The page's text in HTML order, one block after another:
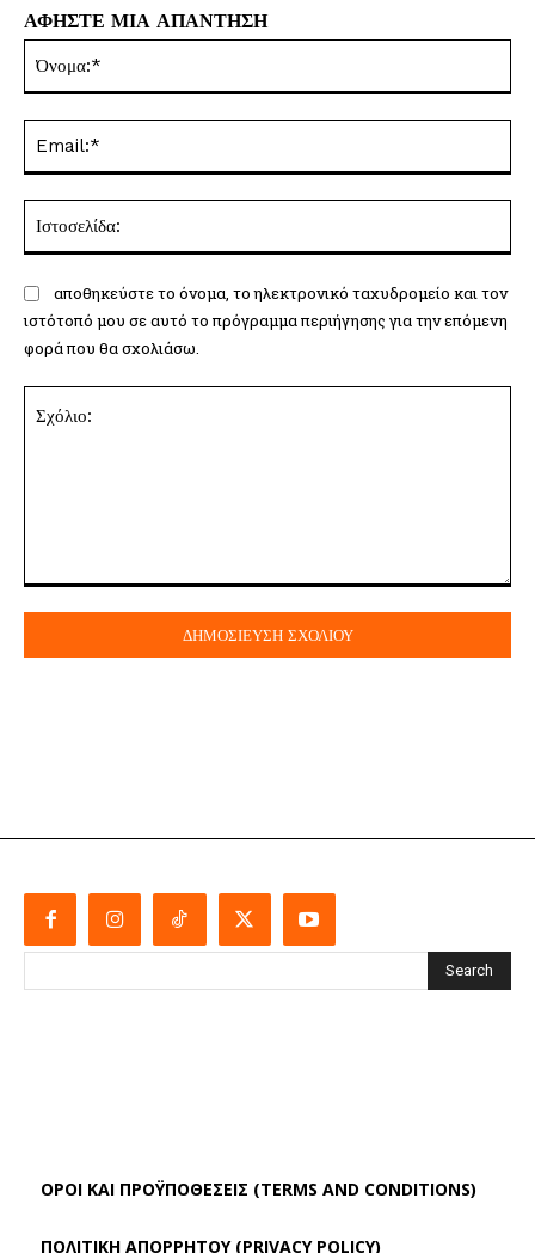
ΑΦΗΣΤΕ ΜΙΑ ΑΠΑΝΤΗΣΗ
αποθηκεύστε το όνομα, το ηλεκτρονικό ταχυδρομείο και τον
ιστότοπό μου σε αυτό το πρόγραμμα περιήγησης για την επόμενη
φορά που θα σχολιάσω.
Search
ΌΡΟΙ ΚΑΙ ΠΡΟΫΠΟΘΈΣΕΙΣ (TERMS AND CONDITIONS)
ΠΟΛΙΤΙΚΗ ΑΠΟΡΡΗΤΟΥ (PRIVACY POLICY)